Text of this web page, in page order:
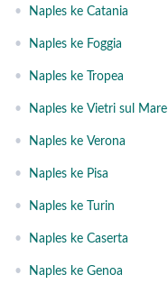
• Naples ke Catania
• Naples ke Foggia
• Naples ke Tropea
• Naples ke Vietri sul Mare
• Naples ke Verona
• Naples ke Pisa
• Naples ke Turin
• Naples ke Caserta
• Naples ke Genoa